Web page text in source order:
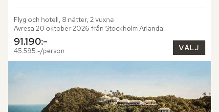
Flyg och hotell, 8 nätter, 2 vuxna
Avresa 20 oktober 2026 från Stockholm Arlanda
91.190:-
45.595:-/person VÄLJ